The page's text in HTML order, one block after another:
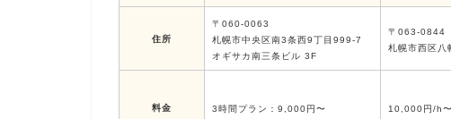
住所
〒060-0063
札幌市中央区南3条西9丁目999-7
オギサカ南三条ビル 3F
〒063-0844
札幌市西区
料金 3時間プラン：9,000円〜 10,000円/h〜